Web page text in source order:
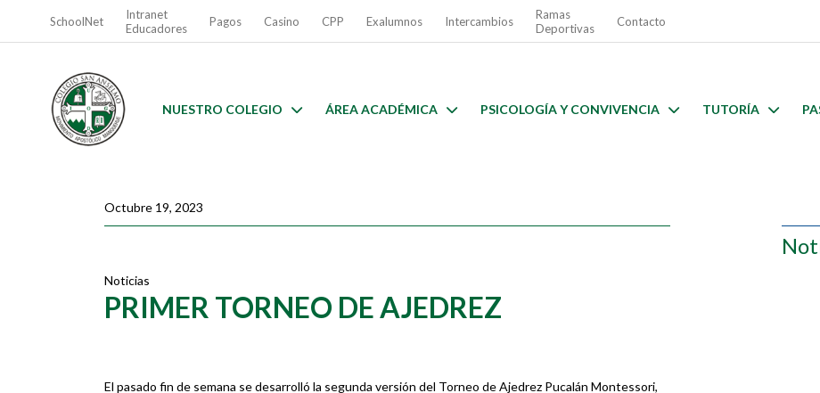
SchoolNet
Intranet
Educadores
Pagos Casino CPP Exalumnos Intercambios
Ramas
Deportivas
Contacto
NUESTRO COLEGIO ÁREA ACADÉMICA PSICOLOGÍA Y CONVIVENCIA TUTORÍA
Octubre 19, 2023
Noticias
PRIMER TORNEO DE AJEDREZ
El pasado fin de semana se desarrolló la segunda versión del Torneo de Ajedrez Pucalán Montessori,